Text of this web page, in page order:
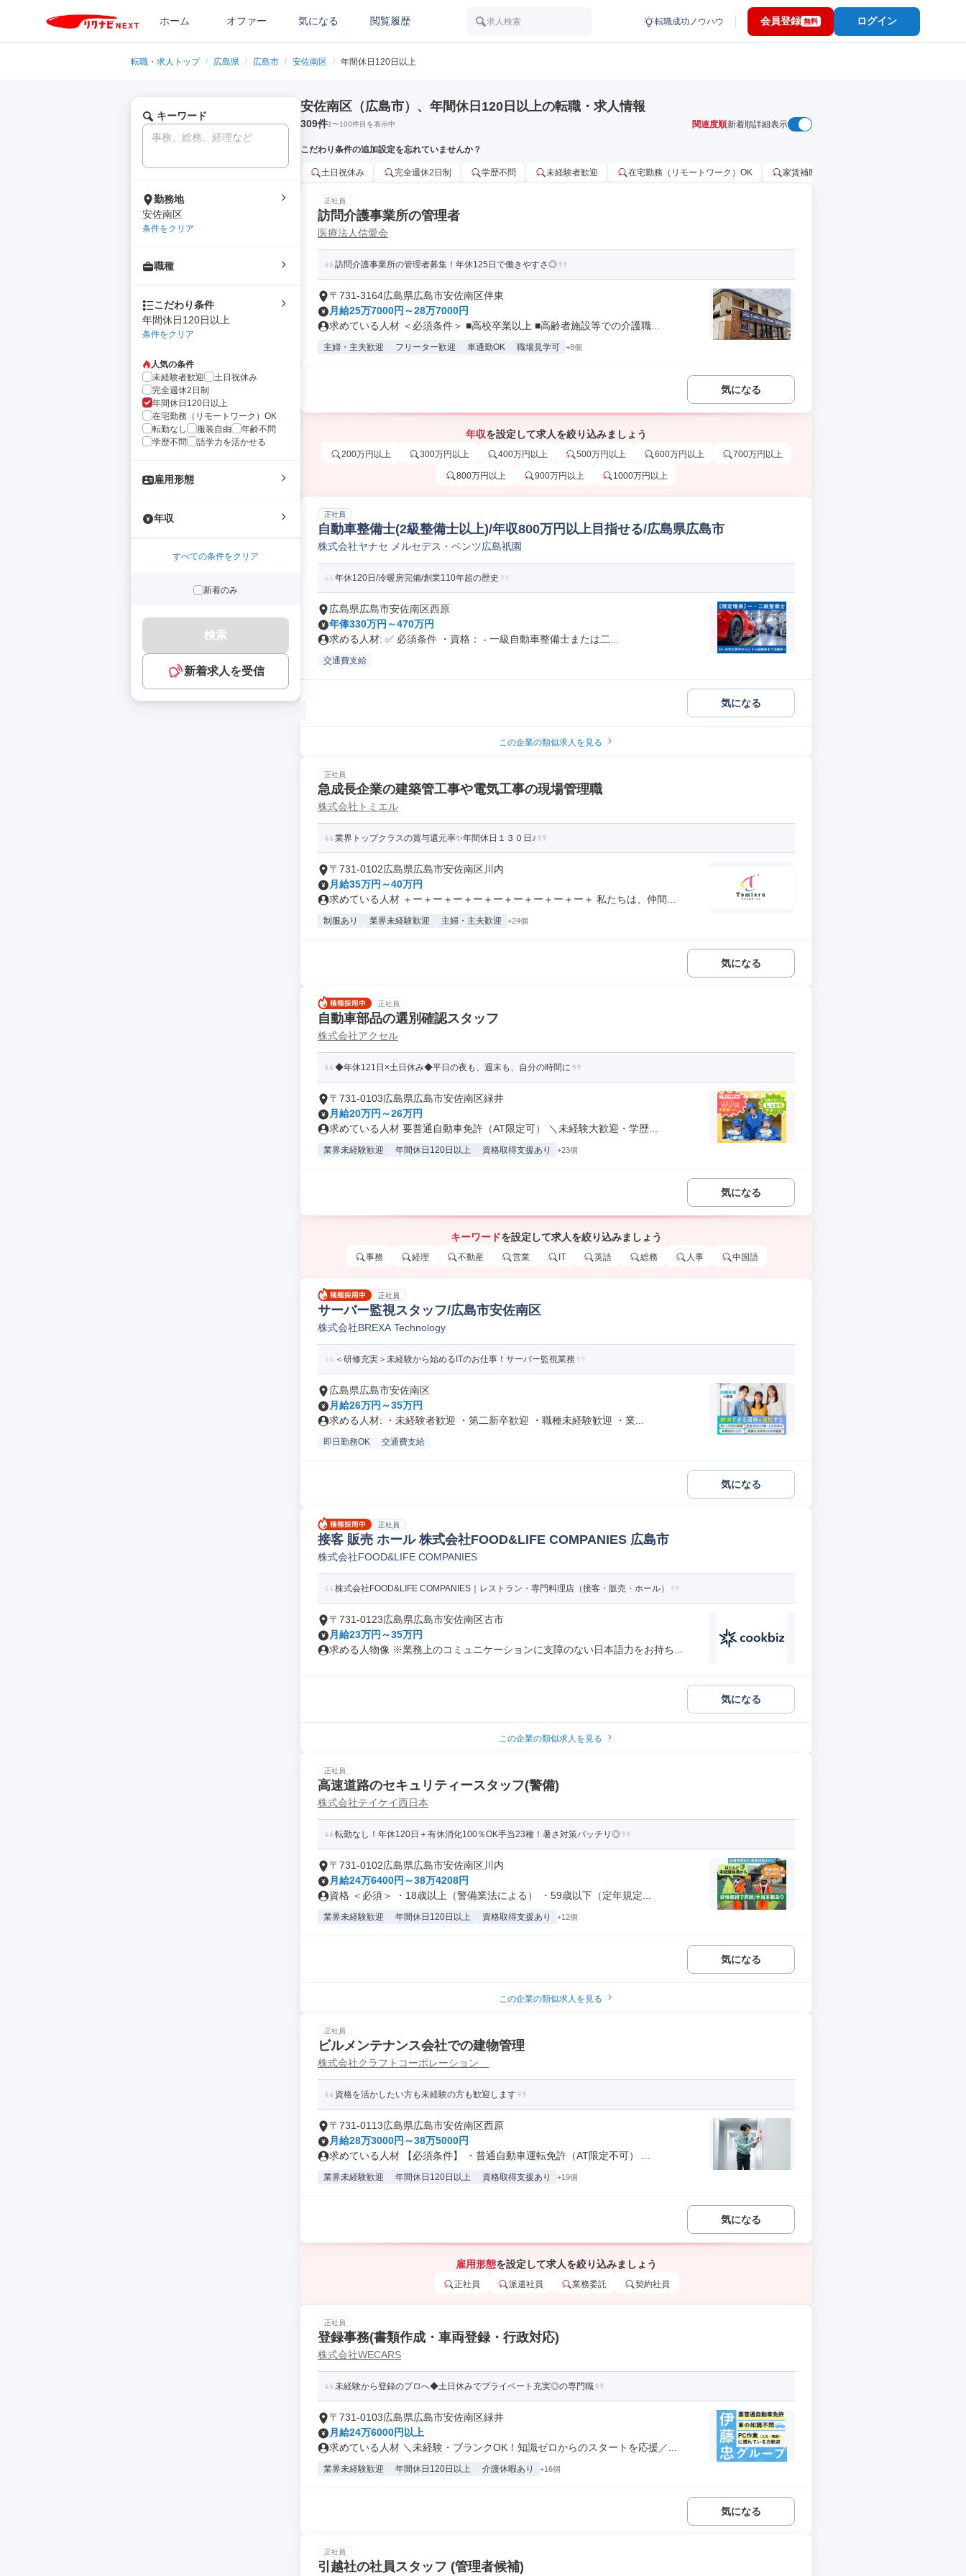
ホーム オファー 気になる 閲覧履歴 求人検索 転職成功ノウハウ 会員登録 無料 ログイン
転職・求人トップ / 広島県 / 広島市 / 安佐南区 / 年間休日120日以上
キーワード
勤務地
安佐南区
条件をクリア
職種
こだわり条件
年間休日120日以上
条件をクリア
人気の条件
未経験者歓迎
土日祝休み
完全週休2日制
年間休日120日以上
在宅勤務（リモートワーク）OK
転勤なし
服装自由
年齢不問
学歴不問
語学力を活かせる
雇用形態
年収
すべての条件をクリア
新着のみ
検索
新着求人を受信
安佐南区（広島市）、年間休日120日以上の転職・求人情報
309件1〜100件目を表示中 関連度順新着順詳細表示
こだわり条件の追加設定を忘れていませんか？
土日祝休み 完全週休2日制 学歴不問 未経験者歓迎 在宅勤務（リモートワーク）OK 家賃補助・住宅手当あり
正社員
訪問介護事業所の管理者
医療法人信愛会
訪問介護事業所の管理者募集！年休125日で働きやすさ◎
〒731-3164広島県広島市安佐南区伴東
月給25万7000円～28万7000円
求めている人材 ＜必須条件＞ ■高校卒業以上 ■高齢者施設等での介護職...
主婦・主夫歓迎 フリーター歓迎 車通勤OK 職場見学可 +8個
気になる
年収を設定して求人を絞り込みましょう
200万円以上 300万円以上 400万円以上 500万円以上 600万円以上 700万円以上
800万円以上 900万円以上 1000万円以上
正社員
自動車整備士(2級整備士以上)/年収800万円以上目指せる/広島県広島市
株式会社ヤナセ メルセデス・ベンツ広島祇園
年休120日/冷暖房完備/創業110年超の歴史
広島県広島市安佐南区西原
年俸330万円～470万円
求める人材: ✅ 必須条件 ・資格： - 一級自動車整備士または二...
交通費支給
気になる
この企業の類似求人を見る
正社員
急成長企業の建築管工事や電気工事の現場管理職
株式会社トミエル
業界トップクラスの賞与還元率✨年間休日１３０日♪
〒731-0102広島県広島市安佐南区川内
月給35万円～40万円
求めている人材 ＋ー＋ー＋ー＋ー＋ー＋ー＋ー＋ー＋ー＋ 私たちは、仲間...
制服あり 業界未経験歓迎 主婦・主夫歓迎 +24個
気になる
正社員
自動車部品の選別確認スタッフ
株式会社アクセル
◆年休121日×土日休み◆平日の夜も、週末も、自分の時間に
〒731-0103広島県広島市安佐南区緑井
月給20万円～26万円
求めている人材 要普通自動車免許（AT限定可） ＼未経験大歓迎・学歴...
業界未経験歓迎 年間休日120日以上 資格取得支援あり +23個
気になる
キーワードを設定して求人を絞り込みましょう
事務 経理 不動産 営業 IT 英語 総務 人事 中国語
正社員
サーバー監視スタッフ/広島市安佐南区
株式会社BREXA Technology
＜研修充実＞未経験から始めるITのお仕事！サーバー監視業務
広島県広島市安佐南区
月給26万円～35万円
求める人材: ・未経験者歓迎 ・第二新卒歓迎 ・職種未経験歓迎 ・業...
即日勤務OK 交通費支給
気になる
正社員
接客 販売 ホール 株式会社FOOD&LIFE COMPANIES 広島市
株式会社FOOD&LIFE COMPANIES
株式会社FOOD&LIFE COMPANIES｜レストラン・専門料理店（接客・販売・ホール）
〒731-0123広島県広島市安佐南区古市
月給23万円～35万円
求める人物像 ※業務上のコミュニケーションに支障のない日本語力をお持ち...
気になる
この企業の類似求人を見る
正社員
高速道路のセキュリティースタッフ(警備)
株式会社テイケイ西日本
転勤なし！年休120日＋有休消化100％OK手当23種！暑さ対策バッチリ◎
〒731-0102広島県広島市安佐南区川内
月給24万6400円～38万4208円
資格 ＜必須＞ ・18歳以上（警備業法による） ・59歳以下（定年規定...
業界未経験歓迎 年間休日120日以上 資格取得支援あり +12個
気になる
この企業の類似求人を見る
正社員
ビルメンテナンス会社での建物管理
株式会社クラフトコーポレーション
資格を活かしたい方も未経験の方も歓迎します
〒731-0113広島県広島市安佐南区西原
月給28万3000円～38万5000円
求めている人材 【必須条件】 ・普通自動車運転免許（AT限定不可） ...
業界未経験歓迎 年間休日120日以上 資格取得支援あり +19個
気になる
雇用形態を設定して求人を絞り込みましょう
正社員 派遣社員 業務委託 契約社員
正社員
登録事務(書類作成・車両登録・行政対応)
株式会社WECARS
未経験から登録のプロへ◆土日休みでプライベート充実◎の専門職
〒731-0103広島県広島市安佐南区緑井
月給24万6000円以上
求めている人材 ＼未経験・ブランクOK！知識ゼロからのスタートを応援／...
業界未経験歓迎 年間休日120日以上 介護休暇あり +16個
気になる
正社員
引越社の社員スタッフ (管理者候補)